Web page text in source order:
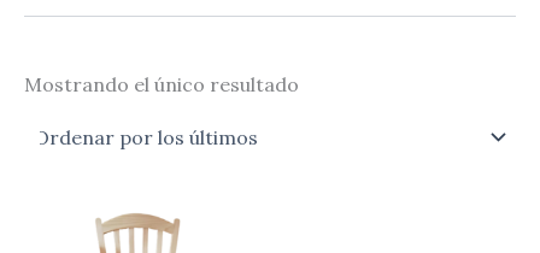
Mostrando el único resultado